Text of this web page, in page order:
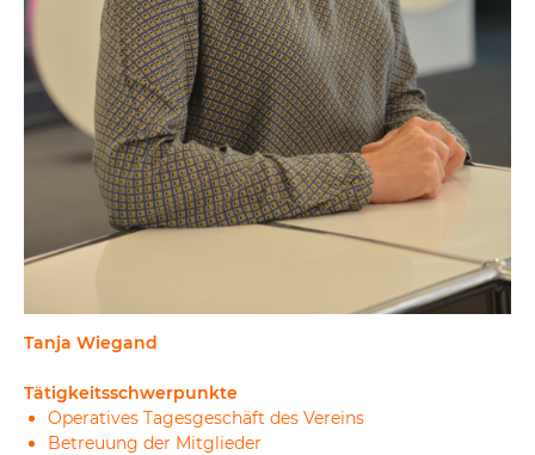
Tanja Wiegand
Tätigkeitsschwerpunkte
Operatives Tagesgeschäft des Vereins
Betreuung der Mitglieder